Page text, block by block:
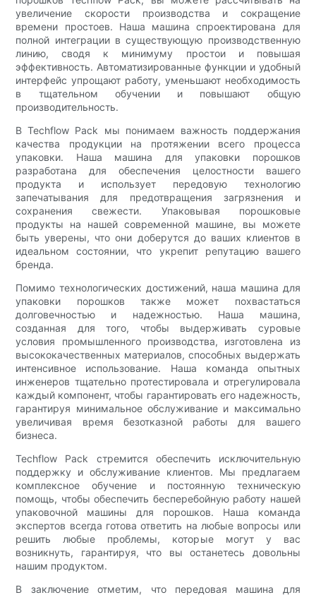
увеличение скорости производства и сокращение
времени простоев. Наша машина спроектирована для
полной интеграции в существующую производственную
линию, сводя к минимуму простои и повышая
эффективность. Автоматизированные функции и удобный
интерфейс упрощают работу, уменьшают необходимость
в тщательном обучении и повышают общую
производительность.
В Techflow Pack мы понимаем важность поддержания
качества продукции на протяжении всего процесса
упаковки. Наша машина для упаковки порошков
разработана для обеспечения целостности вашего
продукта и использует передовую технологию
запечатывания для предотвращения загрязнения и
сохранения свежести. Упаковывая порошковые
продукты на нашей современной машине, вы можете
быть уверены, что они доберутся до ваших клиентов в
идеальном состоянии, что укрепит репутацию вашего
бренда.
Помимо технологических достижений, наша машина для
упаковки порошков также может похвастаться
долговечностью и надежностью. Наша машина,
созданная для того, чтобы выдерживать суровые
условия промышленного производства, изготовлена ​​из
высококачественных материалов, способных выдержать
интенсивное использование. Наша команда опытных
инженеров тщательно протестировала и отрегулировала
каждый компонент, чтобы гарантировать его надежность,
гарантируя минимальное обслуживание и максимально
увеличивая время безотказной работы для вашего
бизнеса.
Techflow Pack стремится обеспечить исключительную
поддержку и обслуживание клиентов. Мы предлагаем
комплексное обучение и постоянную техническую
помощь, чтобы обеспечить бесперебойную работу нашей
упаковочной машины для порошков. Наша команда
экспертов всегда готова ответить на любые вопросы или
решить любые проблемы, которые могут у вас
возникнуть, гарантируя, что вы останетесь довольны
нашим продуктом.
В заключение отметим, что передовая машина для